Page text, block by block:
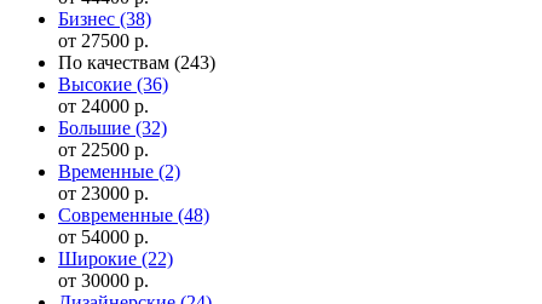
Бизнес (38)
от 27500 р.
По качествам (243)
Высокие (36)
от 24000 р.
Большие (32)
от 22500 р.
Временные (2)
от 23000 р.
Современные (48)
от 54000 р.
Широкие (22)
от 30000 р.